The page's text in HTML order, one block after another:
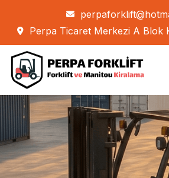
Perpa Ticaret Merkezi A Blok